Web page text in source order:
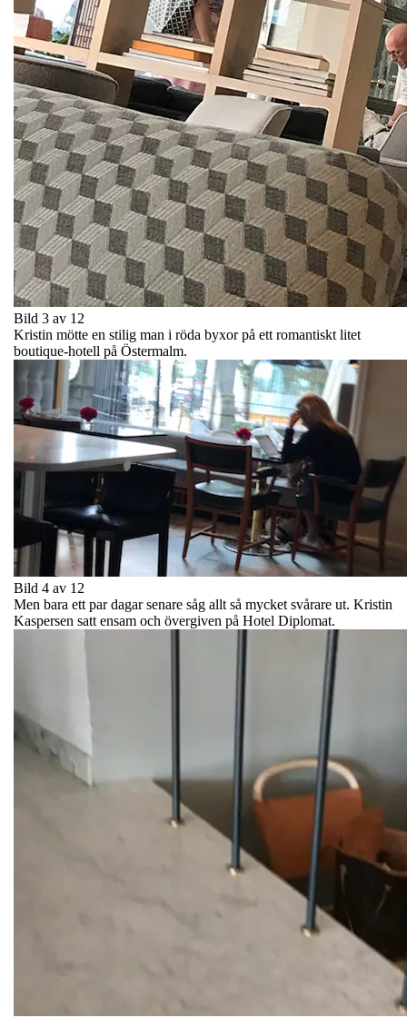
Bild 3 av 12
Kristin mötte en stilig man i röda byxor på ett romantiskt litet
boutique-hotell på Östermalm.
Bild 4 av 12
Men bara ett par dagar senare såg allt så mycket svårare ut. Kristin
Kaspersen satt ensam och övergiven på Hotel Diplomat.